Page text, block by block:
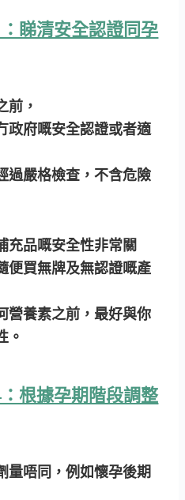
睇清安全認證同孕
前，
政府嘅安全認證或者適
過嚴格檢查，不含危險
充品嘅安全性非常關
便買無牌及無認證嘅產
營養素之前，最好與你
。
根據孕期階段調整
量唔同，例如懷孕後期